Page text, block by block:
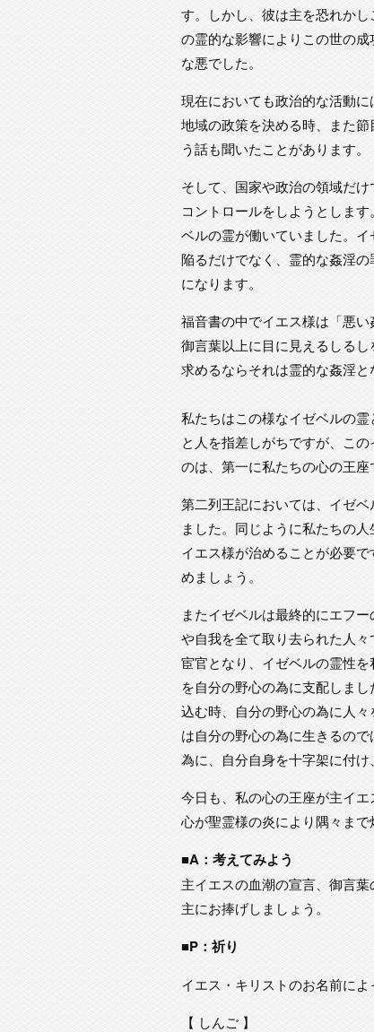
す。しかし、彼は主を恐れか
の霊的な影響によりこの世の
な悪でした。
現在においても政治的な活動
地域の政策を決める時、また
う話も聞いたことがあります。
そして、国家や政治の領域だ
コントロールをしようとしま
ベルの霊が働いていました。
陥るだけでなく、霊的な姦淫
になります。
福音書の中でイエス様は「悪
御言葉以上に目に見えるしる
求めるならそれは霊的な姦淫と
私たちはこの様なイゼベルの
と人を指差しがちですが、こ
のは、第一に私たちの心の王座
第二列王記においては、イゼ
ました。同じように私たちの
イエス様が治めることが必要
めましょう。
またイゼベルは最終的にエフ
や自我を全て取り去られた人
宦官となり、イゼベルの霊性
を自分の野心の為に支配しま
込む時、自分の野心の為に人
は自分の野心の為に生きるの
為に、自分自身を十字架に付け
今日も、私の心の王座が主イ
心が聖霊様の炎により隅々まで
■A：考えてみよう
主イエスの血潮の宣言、御言
主にお捧げしましょう。
■P：祈り
イエス・キリストのお名前によ
【 しんご 】